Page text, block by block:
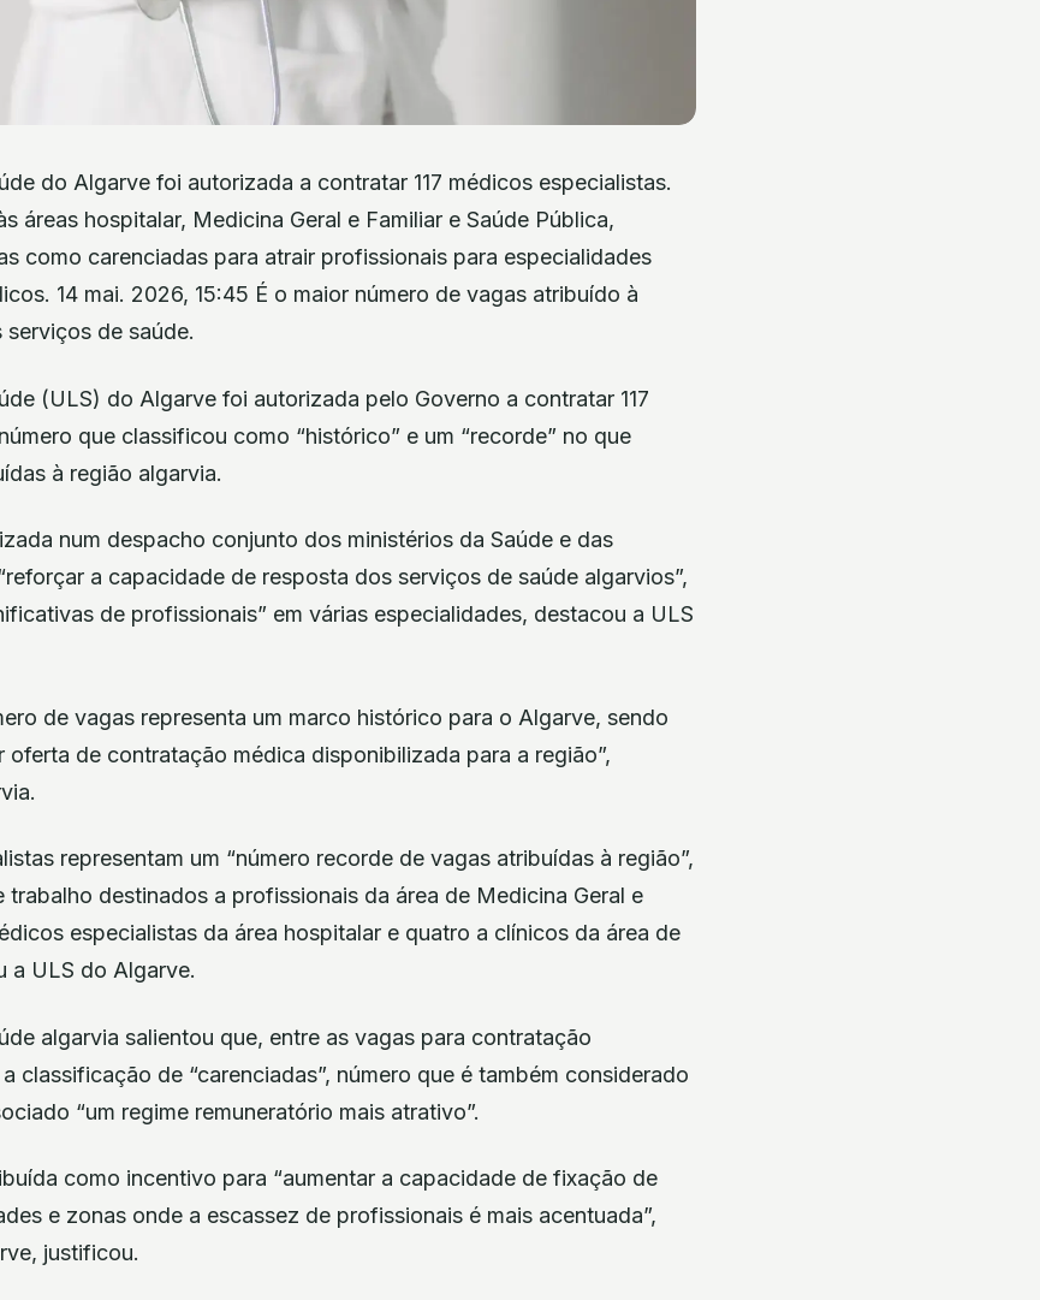
do Algarve foi autorizada a contratar 117 médicos especialistas.
áreas hospitalar, Medicina Geral e Familiar e Saúde Pública,
como carenciadas para atrair profissionais para especialidades
14 mai. 2026, 15:45 É o maior número de vagas atribuído à
de saúde.
(ULS) do Algarve foi autorizada pelo Governo a contratar 117
que classificou como “histórico” e um “recorde” no que
à região algarvia.
num despacho conjunto dos ministérios da Saúde e das
a capacidade de resposta dos serviços de saúde algarvios”,
de profissionais” em várias especialidades, destacou a ULS
de vagas representa um marco histórico para o Algarve, sendo
oferta de contratação médica disponibilizada para a região”,
representam um “número recorde de vagas atribuídas à região”,
trabalho destinados a profissionais da área de Medicina Geral e
especialistas da área hospitalar e quatro a clínicos da área de
a ULS do Algarve.
algarvia salientou que, entre as vagas para contratação
classificação de “carenciadas”, número que é também considerado
“um regime remuneratório mais atrativo”.
como incentivo para “aumentar a capacidade de fixação de
e zonas onde a escassez de profissionais é mais acentuada”,
justificou.